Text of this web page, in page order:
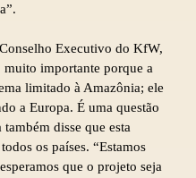
Executivo do KfW,
importante porque a
limitado à Amazônia; ele
a Europa. É uma questão
disse que esta
os países. “Estamos
que o projeto seja